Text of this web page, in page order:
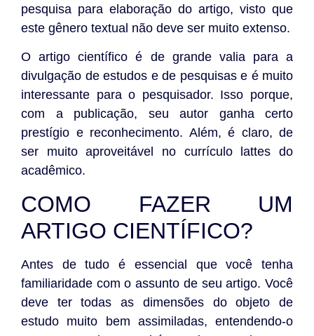
pesquisa para elaboração do artigo, visto que
este gênero textual não deve ser muito extenso.
O artigo científico é de grande valia para a
divulgação de estudos e de pesquisas e é muito
interessante para o pesquisador. Isso porque,
com a publicação, seu autor ganha certo
prestígio e reconhecimento. Além, é claro, de
ser muito aproveitável no currículo lattes do
acadêmico.
COMO FAZER UM
ARTIGO CIENTÍFICO?
Antes de tudo é essencial que você tenha
familiaridade com o assunto de seu artigo. Você
deve ter todas as dimensões do objeto de
estudo muito bem assimiladas, entendendo-o